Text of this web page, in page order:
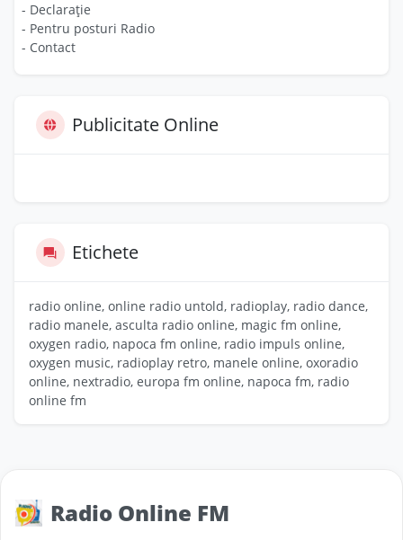
- Declarație
- Pentru posturi Radio
- Contact
Publicitate Online
Etichete
radio online, online radio untold, radioplay, radio dance,
radio manele, asculta radio online, magic fm online,
oxygen radio, napoca fm online, radio impuls online,
oxygen music, radioplay retro, manele online, oxoradio
online, nextradio, europa fm online, napoca fm, radio
online fm
Radio Online FM